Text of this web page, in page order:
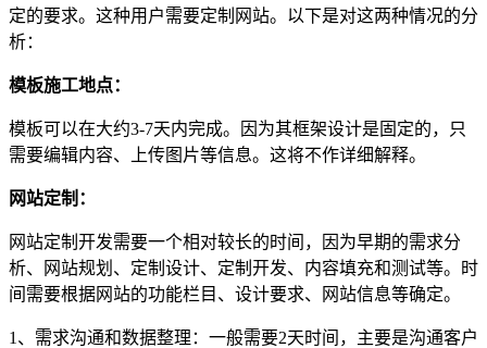
定的要求。这种用户需要定制网站。以下是对这两种情况的分
析：
模板施工地点：
模板可以在大约3-7天内完成。因为其框架设计是固定的，只
需要编辑内容、上传图片等信息。这将不作详细解释。
网站定制：
网站定制开发需要一个相对较长的时间，因为早期的需求分
析、网站规划、定制设计、定制开发、内容填充和测试等。时
间需要根据网站的功能栏目、设计要求、网站信息等确定。
1、需求沟通和数据整理：一般需要2天时间，主要是沟通客户